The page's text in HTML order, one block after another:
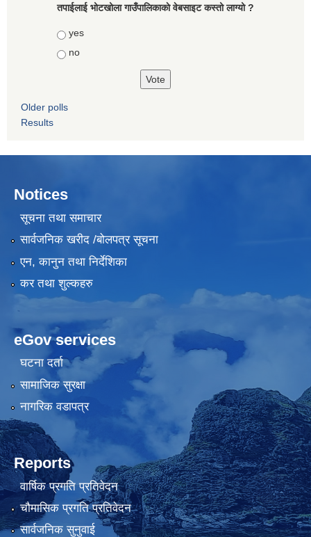
तपाईलाई भोटखोला गाउँपालिकाकाे वेबसाइट कस्तो लाग्यो ?
Choices
yes
no
Older polls
Results
Notices
सूचना तथा समाचार
सार्वजनिक खरीद /बोलपत्र सूचना
एन, कानुन तथा निर्देशिका
कर तथा शुल्कहरु
eGov services
घटना दर्ता
सामाजिक सुरक्षा
नागरिक वडापत्र
Reports
वार्षिक प्रगति प्रतिवेदन
चौमासिक प्रगति प्रतिवेदन
सार्वजनिक सुनुवाई